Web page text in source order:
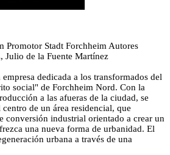
Promotor Stadt Forchheim Autores
Julio de la Fuente Martínez
dedicada a los transformados del
social" de Forchheim Nord. Con la
a las afueras de la ciudad, se
de un área residencial, que
conversión industrial orientado a crear un
una nueva forma de urbanidad. El
urbana a través de una